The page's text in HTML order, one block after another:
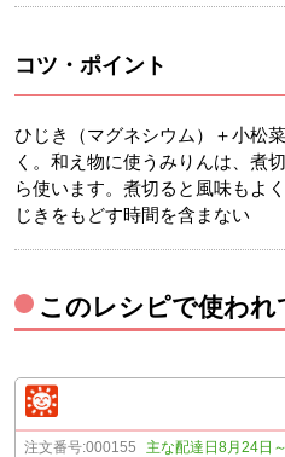
コツ・ポイント
ひじき（マグネシウム）＋小松
く。和え物に使うみりんは、煮
ら使います。煮切ると風味も
じきをもどす時間を含まない
このレシピで使われ
注文番号:000155 主な配達日8月24日